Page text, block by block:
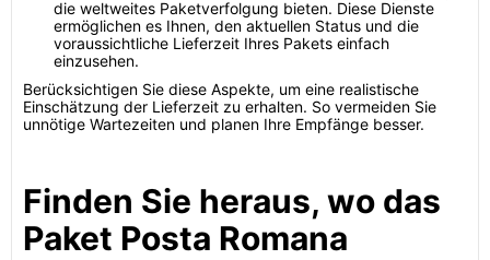
die weltweites Paketverfolgung bieten. Diese Dienste
ermöglichen es Ihnen, den aktuellen Status und die
voraussichtliche Lieferzeit Ihres Pakets einfach
einzusehen.
Berücksichtigen Sie diese Aspekte, um eine realistische
Einschätzung der Lieferzeit zu erhalten. So vermeiden Sie
unnötige Wartezeiten und planen Ihre Empfänge besser.
Finden Sie heraus, wo das
Paket Posta Romana